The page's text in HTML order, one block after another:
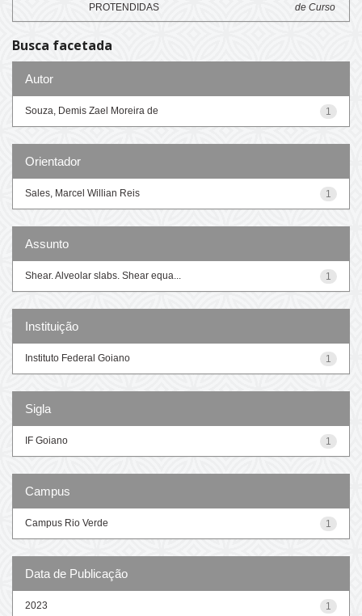
PROTENDIDAS
de Curso
Busca facetada
Autor
1
Souza, Demis Zael Moreira de
Orientador
1
Sales, Marcel Willian Reis
Assunto
1
Shear. Alveolar slabs. Shear equa...
Instituição
1
Instituto Federal Goiano
Sigla
1
IF Goiano
Campus
1
Campus Rio Verde
Data de Publicação
1
2023